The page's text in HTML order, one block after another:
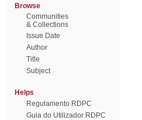
Browse
Communities
& Collections
Issue Date
Author
Title
Subject
Helps
Regulamento RDPC
Guia do Utilizador RDPC